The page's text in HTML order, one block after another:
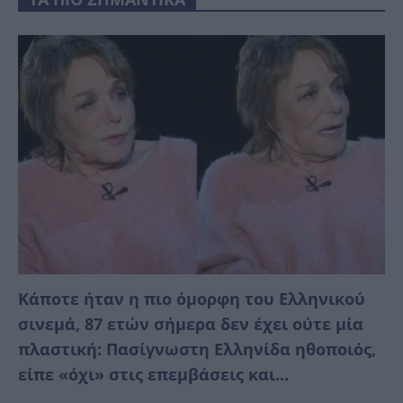
Κάποτε ήταν η πιο όμορφη του Ελληνικού
σινεμά, 87 ετών σήμερα δεν έχει ούτε μία
πλαστική: Πασίγνωστη Ελληνίδα ηθοποιός,
είπε «όχι» στις επεμβάσεις και...